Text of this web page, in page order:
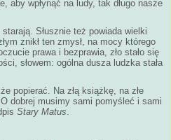
aby wpłynąć na ludy, tak długo nasze
Słusznie też powiada wielki
znikł ten zmysł, na mocy którego
prawa i bezprawia, zło stało się
słowem: ogólna dusza ludzka stała
popierać. Na złą książkę, na złe
dobrej musimy sami pomyśleć i sami
Stary Matus.